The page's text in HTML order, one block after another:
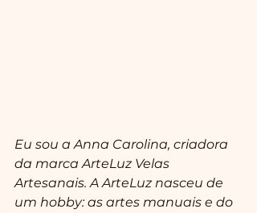
Eu sou a Anna Carolina, criadora
da marca ArteLuz Velas
Artesanais. A ArteLuz nasceu de
um hobby: as artes manuais e do